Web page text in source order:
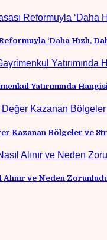
‘Daha Hızlı,
Yatırımında
Kazanan Bölgeler ve
ve Neden